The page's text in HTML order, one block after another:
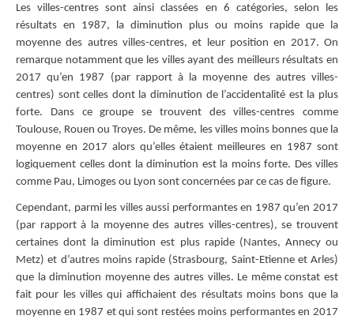
Les villes-centres sont ainsi classées en 6 catégories, selon les
résultats en 1987, la diminution plus ou moins rapide que la
moyenne des autres villes-centres, et leur position en 2017. On
remarque notamment que les villes ayant des meilleurs résultats en
2017 qu’en 1987 (par rapport à la moyenne des autres villes-
centres) sont celles dont la diminution de l’accidentalité est la plus
forte. Dans ce groupe se trouvent des villes-centres comme
Toulouse, Rouen ou Troyes. De même, les villes moins bonnes que la
moyenne en 2017 alors qu’elles étaient meilleures en 1987 sont
logiquement celles dont la diminution est la moins forte. Des villes
comme Pau, Limoges ou Lyon sont concernées par ce cas de figure.
Cependant, parmi les villes aussi performantes en 1987 qu’en 2017
(par rapport à la moyenne des autres villes-centres), se trouvent
certaines dont la diminution est plus rapide (Nantes, Annecy ou
Metz) et d’autres moins rapide (Strasbourg, Saint-Etienne et Arles)
que la diminution moyenne des autres villes. Le même constat est
fait pour les villes qui affichaient des résultats moins bons que la
moyenne en 1987 et qui sont restées moins performantes en 2017